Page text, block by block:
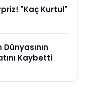
"Kaç Kurtul"
Kaybetti